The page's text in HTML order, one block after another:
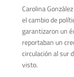
Carolina
el cambio de
garantizaron un
reportaban un
circulación al sur
visto.